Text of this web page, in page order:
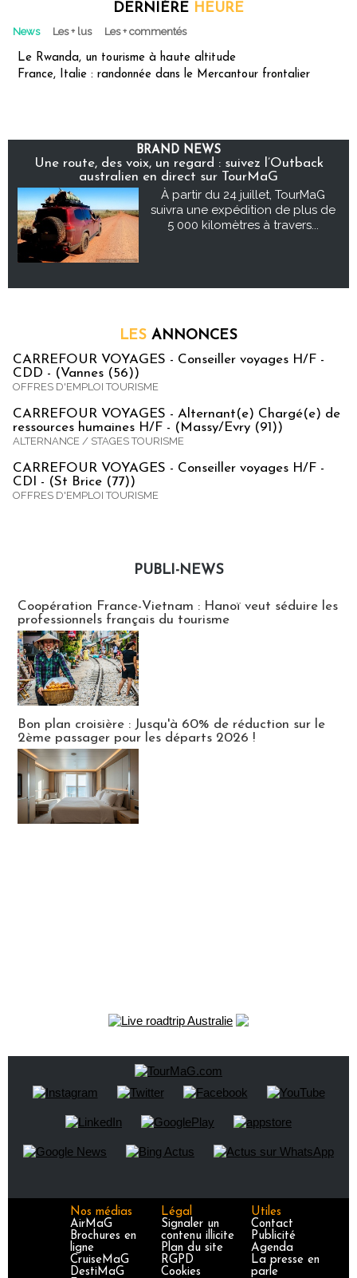
DERNIÈRE HEURE
News Les + lus Les + commentés
Le Rwanda, un tourisme à haute altitude
France, Italie : randonnée dans le Mercantour frontalier
BRAND NEWS
Une route, des voix, un regard : suivez l’Outback
australien en direct sur TourMaG
À partir du 24 juillet, TourMaG
suivra une expédition de plus de
5 000 kilomètres à travers...
LES ANNONCES
CARREFOUR VOYAGES - Conseiller voyages H/F -
CDD - (Vannes (56))
OFFRES D'EMPLOI TOURISME
CARREFOUR VOYAGES - Alternant(e) Chargé(e) de
ressources humaines H/F - (Massy/Evry (91))
ALTERNANCE / STAGES TOURISME
CARREFOUR VOYAGES - Conseiller voyages H/F -
CDI - (St Brice (77))
OFFRES D'EMPLOI TOURISME
PUBLI-NEWS
Coopération France-Vietnam : Hanoï veut séduire les
professionnels français du tourisme
Bon plan croisière : Jusqu'à 60% de réduction sur le
2ème passager pour les départs 2026 !
Nos médias
AirMaG
Brochures en
ligne
CruiseMaG
DestiMaG
Légal
Signaler un
contenu illicite
Plan du site
RGPD
Cookies
Utiles
Contact
Publicité
Agenda
La presse en
parle